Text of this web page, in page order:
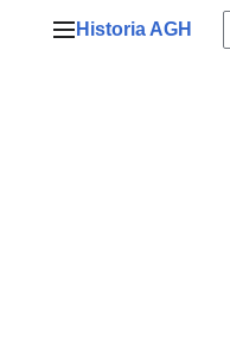
Menu główne
Historia AGH